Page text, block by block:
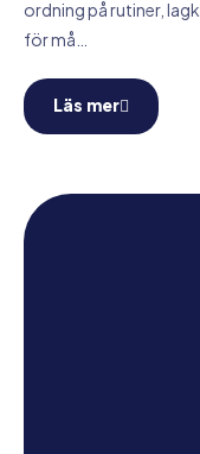
ordning på rutiner,
för må…
Läs mer